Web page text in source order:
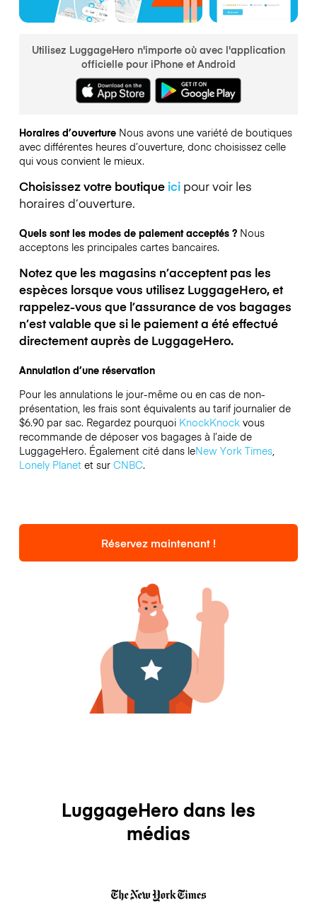
Utilisez LuggageHero n'importe où avec l'application
officielle pour iPhone et Android
Horaires d’ouverture Nous avons une variété de boutiques
avec différentes heures d’ouverture, donc choisissez celle
qui vous convient le mieux.
Choisissez votre boutique icipour voir les
horaires d’ouverture.
Quels sont les modes de paiement acceptés ? Nous
acceptons les principales cartes bancaires.
Notez que les magasins n’acceptent pas les
espèces lorsque vous utilisez LuggageHero, et
rappelez-vous que l’assurance de vos bagages
n’est valable que si le paiement a été effectué
directement auprès de LuggageHero.
Annulation d’une réservation
Pour les annulations le jour-même ou en cas de non-
présentation, les frais sont équivalents au tarif journalier de
$6.90 par sac. Regardez pourquoi KnockKnockvous
recommande de déposer vos bagages à l’aide de
LuggageHero. Également cité dans leNew York Times,
Lonely Planetet sur CNBC.
Réservez maintenant !
LuggageHero dans les
médias